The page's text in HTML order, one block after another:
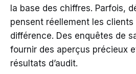
la base des chiffres. Parfois,
pensent réellement les
différence. Des enquêtes de
fournir des aperçus précieux
résultats d’audit.